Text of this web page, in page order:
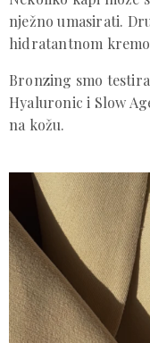
nježno umasirati.
hidratantnom
Bronzing smo
Hyaluronic i Slow
na kožu.